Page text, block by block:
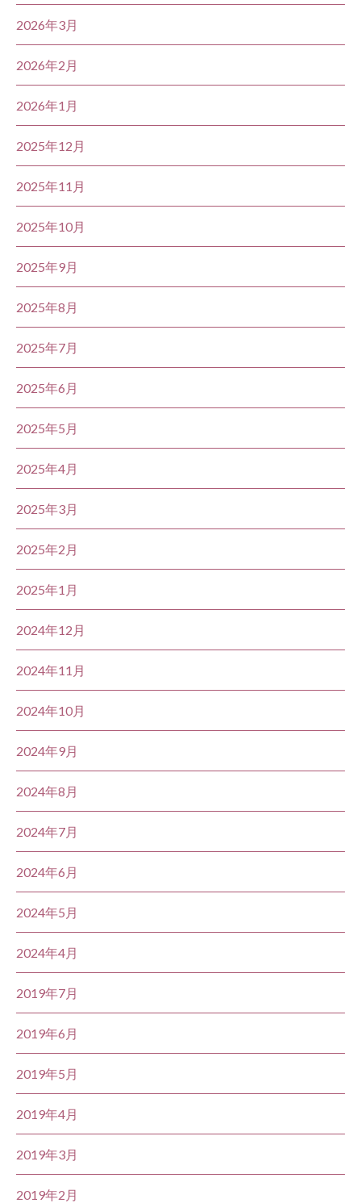
2026年3月
2026年2月
2026年1月
2025年12月
2025年11月
2025年10月
2025年9月
2025年8月
2025年7月
2025年6月
2025年5月
2025年4月
2025年3月
2025年2月
2025年1月
2024年12月
2024年11月
2024年10月
2024年9月
2024年8月
2024年7月
2024年6月
2024年5月
2024年4月
2019年7月
2019年6月
2019年5月
2019年4月
2019年3月
2019年2月